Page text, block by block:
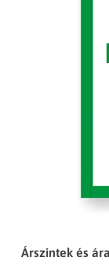
Árszintek és